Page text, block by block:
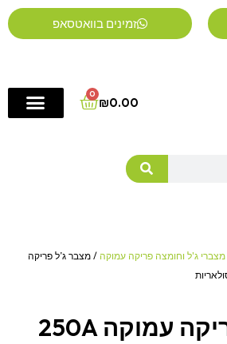
זמינים בוואטסאפ
₪0.00
0
Cart
מצברי ג'ל וחומצה פריקה עמוקה / מצבר ג’ל פריקה
מצבר ג’ל פריקה עמוקה 250A